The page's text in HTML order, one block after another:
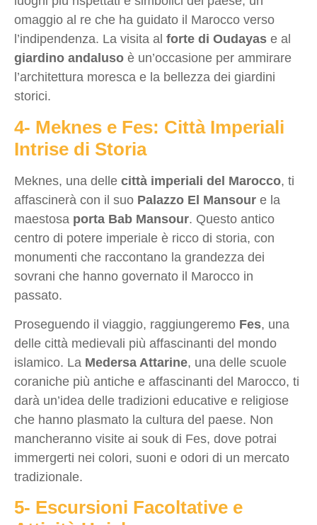
omaggio al re che ha guidato il Marocco verso
l’indipendenza. La visita al forte di Oudayas e al
giardino andaluso è un’occasione per ammirare
l’architettura moresca e la bellezza dei giardini
storici.
4- Meknes e Fes: Città Imperiali
Intrise di Storia
Meknes, una delle città imperiali del Marocco, ti
affascinerà con il suo Palazzo El Mansour e la
maestosa porta Bab Mansour. Questo antico
centro di potere imperiale è ricco di storia, con
monumenti che raccontano la grandezza dei
sovrani che hanno governato il Marocco in
passato.
Proseguendo il viaggio, raggiungeremo Fes, una
delle città medievali più affascinanti del mondo
islamico. La Medersa Attarine, una delle scuole
coraniche più antiche e affascinanti del Marocco, ti
darà un’idea delle tradizioni educative e religiose
che hanno plasmato la cultura del paese. Non
mancheranno visite ai souk di Fes, dove potrai
immergerti nei colori, suoni e odori di un mercato
tradizionale.
5- Escursioni Facoltative e